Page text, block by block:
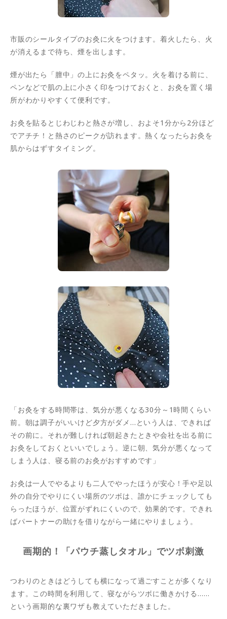
市販のシールタイプのお灸に火をつけます。着火したら、火
が消えるまで待ち、煙を出します。
煙が出たら「膻中」の上にお灸をペタッ。火を着ける前に、
ペンなどで肌の上に小さく印をつけておくと、お灸を置く場
所がわかりやすくて便利です。
お灸を貼るとじわじわと熱さが増し、およそ1分から2分ほど
でアチチ！と熱さのピークが訪れます。熱くなったらお灸を
肌からはずすタイミング。
「お灸をする時間帯は、気分が悪くなる30分～1時間くらい
前。朝は調子がいいけど夕方がダメ…という人は、できれば
その前に。それが難しければ朝起きたときや会社を出る前に
お灸をしておくといいでしょう。逆に朝、気分が悪くなって
しまう人は、寝る前のお灸がおすすめです」
お灸は一人でやるよりも二人でやったほうが安心！手や足以
外の自分でやりにくい場所のツボは、誰かにチェックしても
らったほうが、位置がずれにくいので、効果的です。できれ
ばパートナーの助けを借りながら一緒にやりましょう。
画期的！「パウチ蒸しタオル」でツボ刺激
つわりのときはどうしても横になって過ごすことが多くなり
ます。この時間を利用して、寝ながらツボに働きかける……
という画期的な裏ワザも教えていただきました。